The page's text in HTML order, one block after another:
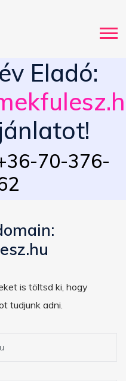
Eladó:
70-376-
is töltsd ki, hogy
tudjunk adni.